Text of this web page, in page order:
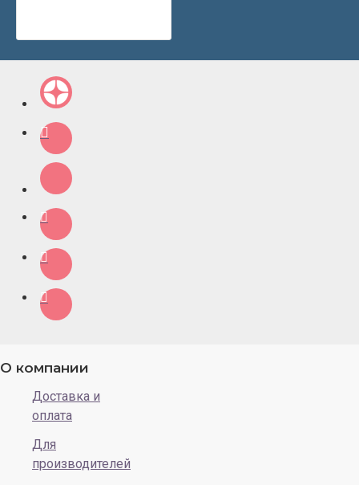
О компании
Доставка и
оплата
Для
производителей